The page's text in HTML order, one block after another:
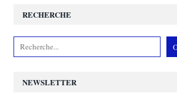
NEWSLETTER
RECHERCHE